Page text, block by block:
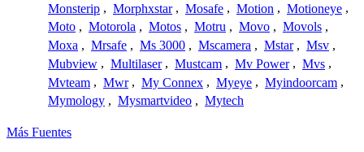
Monsterip , Morphxstar , Mosafe , Motion , Motioneye ,
Moto , Motorola , Motos , Motru , Movo , Movols ,
Moxa , Mrsafe , Ms 3000 , Mscamera , Mstar , Msv ,
Mubview , Multilaser , Mustcam , Mv Power , Mvs ,
Mvteam , Mwr , My Connex , Myeye , Myindoorcam ,
Mymology , Mysmartvideo , Mytech
Más Fuentes